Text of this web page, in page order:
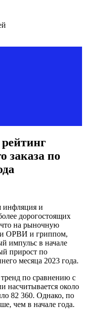
заказа по
инфляция и
дорогостоящих
на рыночную
ОРВИ и гриппом,
импульс в начале
прирост по
месяца 2023 года.
по сравнению с
насчитывается около
82 360. Однако, по
чем в начале года.